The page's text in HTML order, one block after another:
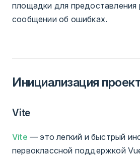
площадки для предоставления
сообщении об ошибках.
Инициализация
Vite
Vite — это легкий и быстрый
первоклассной поддержкой